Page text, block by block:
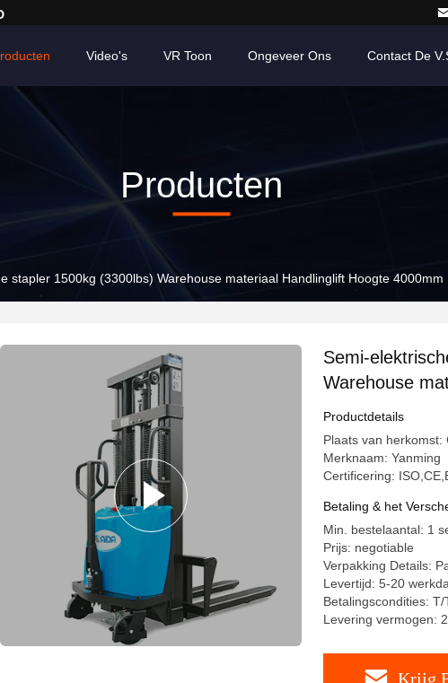
Video's VR Toon Ongeveer Ons Contact De
Producten
stapler 1500kg (3300lbs) Warehouse materiaal Handlinglift Hoogte
Semi-
Warehouse
157 Inch
Productdetails
Plaats van herkomst:
Merknaam: Yanming
Certificering:
Betaling & het
Min. bestelaantal: 1
Prijs: negotiable
Verpakking Details:
Levertijd: 5-20
Betalingscondities: T/
Levering vermogen:
Krijg